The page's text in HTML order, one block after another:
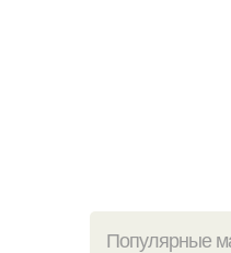
Популярные